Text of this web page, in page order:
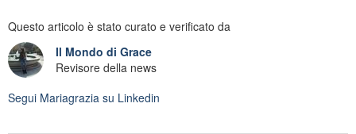
Questo articolo è stato curato e verificato da
Il Mondo di Grace
Revisore della news
Segui Mariagrazia su Linkedin